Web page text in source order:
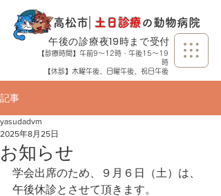
土日診療の動物病院
【診療時間】午前9～12時・午後15～19
時
【休診】木曜午後、日曜午後、祝日午後
​高松市​｜
​午後の診療夜19時まで受付
記事
お知らせ
yasudadvm
2025年8月25日
学会出席のため、９月６日（土）は、
午後休診とさせて頂きます。